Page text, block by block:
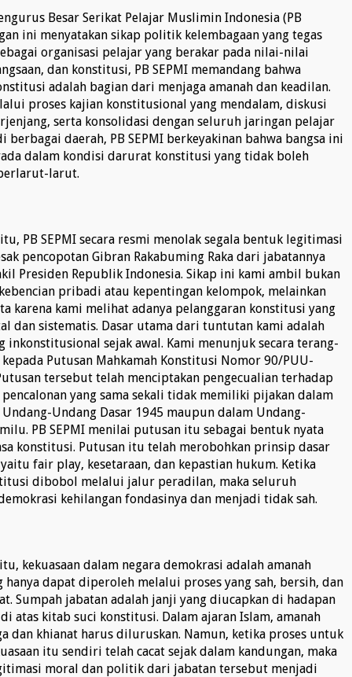
Besar Serikat Pelajar Muslimin Indonesia (PB
ini menyatakan sikap politik kelembagaan yang tegas
organisasi pelajar yang berakar pada nilai-nilai
dan konstitusi, PB SEPMI memandang bahwa
adalah bagian dari menjaga amanah dan keadilan.
proses kajian konstitusional yang mendalam, diskusi
serta konsolidasi dengan seluruh jaringan pelajar
berbagai daerah, PB SEPMI berkeyakinan bahwa bangsa ini
dalam kondisi darurat konstitusi yang tidak boleh
larut.
PB SEPMI secara resmi menolak segala bentuk legitimasi
pencopotan Gibran Rakabuming Raka dari jabatannya
Presiden Republik Indonesia. Sikap ini kami ambil bukan
pribadi atau kepentingan kelompok, melainkan
karena kami melihat adanya pelanggaran konstitusi yang
dan sistematis. Dasar utama dari tuntutan kami adalah
inkonstitusional sejak awal. Kami menunjuk secara terang-
Putusan Mahkamah Konstitusi Nomor 90/PUU-
tersebut telah menciptakan pengecualian terhadap
yang sama sekali tidak memiliki pijakan dalam
Undang-Undang Dasar 1945 maupun dalam Undang-
PB SEPMI menilai putusan itu sebagai bentuk nyata
konstitusi. Putusan itu telah merobohkan prinsip dasar
fair play, kesetaraan, dan kepastian hukum. Ketika
dibobol melalui jalur peradilan, maka seluruh
kehilangan fondasinya dan menjadi tidak sah.
kekuasaan dalam negara demokrasi adalah amanah
hanya dapat diperoleh melalui proses yang sah, bersih, dan
Sumpah jabatan adalah janji yang diucapkan di hadapan
atas kitab suci konstitusi. Dalam ajaran Islam, amanah
dan khianat harus diluruskan. Namun, ketika proses untuk
itu sendiri telah cacat sejak dalam kandungan, maka
moral dan politik dari jabatan tersebut menjadi